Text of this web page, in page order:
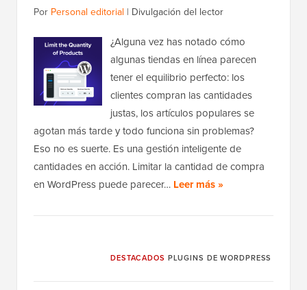
Por Personal editorial | Divulgación del lector
¿Alguna vez has notado cómo
algunas tiendas en línea parecen
tener el equilibrio perfecto: los
clientes compran las cantidades
justas, los artículos populares se
agotan más tarde y todo funciona sin problemas?
Eso no es suerte. Es una gestión inteligente de
cantidades en acción. Limitar la cantidad de compra
en WordPress puede parecer… Leer más »
DESTACADOS PLUGINS DE WORDPRESS